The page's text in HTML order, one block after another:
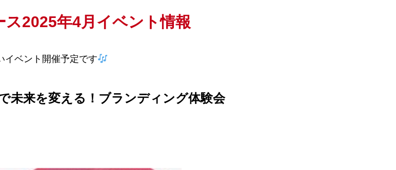
ス2025年4月イベント情報
イベント開催予定です
未来を変える！ブランディング体験会